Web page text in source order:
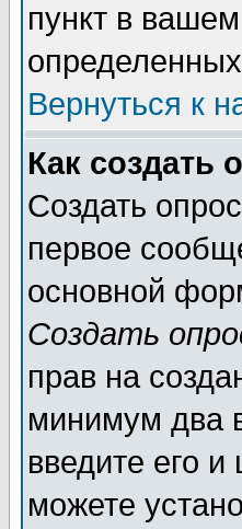
пункт в
Вернуться к
Как создать
Создать
первое
основной
Создать
прав на
минимум два
введите его
можете